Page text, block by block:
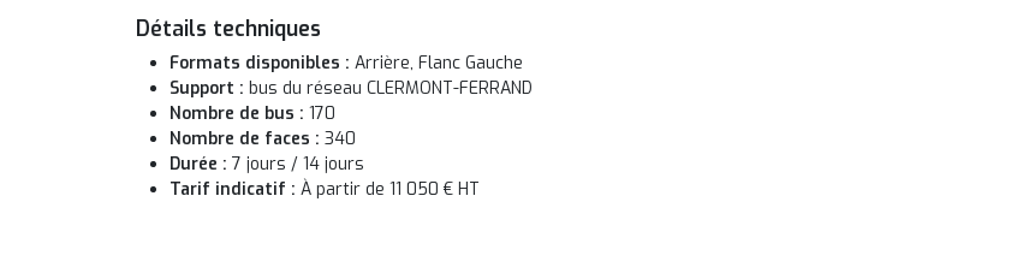
Détails techniques
Formats disponibles : Arrière, Flanc Gauche
Support : bus du réseau CLERMONT-FERRAND
Nombre de bus : 170
Nombre de faces : 340
Durée : 7 jours / 14 jours
Tarif indicatif : À partir de 11 050 € HT